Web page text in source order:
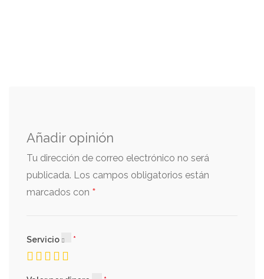
Añadir opinión
Tu dirección de correo electrónico no será
publicada. Los campos obligatorios están
marcados con *
Servicio